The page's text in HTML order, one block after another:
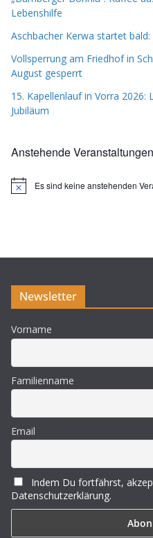
Lebenshilfe
Aschbacher Kerwa startet
Vollsperrung am Friedhof in
August gesperrt
15. Kapellenlauf in Vorra
Jubiläum
Anstehende Veranstaltungen
H
s
Es sind keine anstehenden
Newsletter
Vorname
Familienname
Email
Indem Du fortfährst,
Datenschutzerklärung.